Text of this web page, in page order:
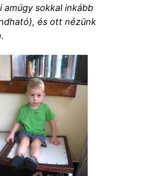
amúgy sokkal inkább
és ott nézünk